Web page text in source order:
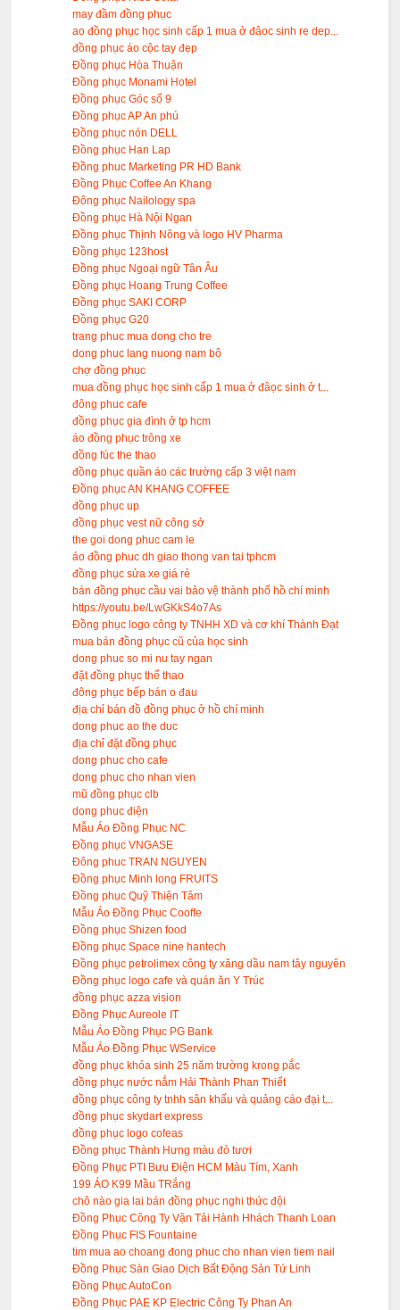
may đầm đồng phục
ao đồng phục học sinh cấp 1 mua ở đâoc sinh re dep...
đồng phục áo cộc tay đẹp
Đồng phục Hòa Thuận
Đồng phục Monami Hotel
Đồng phục Góc số 9
Đồng phục AP An phú
Đồng phục nón DELL
Đồng phục Han Lap
Đồng phuc Marketing PR HD Bank
Đồng Phục Coffee An Khang
Đông phục Nailology spa
Đồng phục Hà Nội Ngan
Đồng phục Thịnh Nông và logo HV Pharma
Đồng phục 123host
Đồng phục Ngoại ngữ Tân Âu
Đồng phục Hoang Trung Coffee
Đồng phục SAKI CORP
Đồng phục G20
trang phuc mua dong cho tre
dong phuc lang nuong nam bô
chợ đồng phục
mua đồng phục học sinh cấp 1 mua ở đâọc sinh ở t...
đông phuc cafe
đồng phục gia đình ở tp hcm
áo đồng phục trông xe
đồng fúc the thao
đồng phục quần áo các trường cấp 3 việt nam
Đồng phục AN KHANG COFFEE
đồng phục up
đồng phục vest nữ công sở
the goi dong phuc cam le
áo đồng phuc dh giao thong van tai tphcm
đồng phục sửa xe giá rẻ
bán đồng phục cầu vai bảo vệ thành phố hồ chí minh
https://youtu.be/LwGKkS4o7As
Đồng phục logo công ty TNHH XD và cơ khí Thành Đạt
mua bán đồng phục cũ của học sinh
dong phuc so mi nu tay ngan
đặt đồng phục thể thao
đông phục bếp bán o đau
địa chỉ bán đồ đồng phục ở hồ chí minh
dong phuc ao the duc
địa chỉ đặt đồng phục
dong phuc cho cafe
dong phuc cho nhan vien
mũ đồng phục clb
dong phuc điện
Mẫu Áo Đồng Phục NC
Đồng phục VNGASE
Đông phuc TRAN NGUYEN
Đồng phục Minh long FRUITS
Đồng phục Quỹ Thiện Tâm
Mẫu Áo Đồng Phục Cooffe
Đồng phục Shizen food
Đồng phục Space nine hantech
Đồng phục petrolimex công ty xăng dầu nam tây nguyên
Đồng phục logo cafe và quán ăn Y Trúc
đồng phục azza vision
Đồng Phục Aureole IT
Mẫu Áo Đồng Phục PG Bank
Mẫu Áo Đồng Phục WService
đồng phục khóa sinh 25 năm trường krong pắc
đồng phục nước nắm Hải Thành Phan Thiết
đồng phục công ty tnhh sân khấu và quảng cáo đại t...
đồng phục skydart express
đồng phục logo cofeas
Đồng phục Thành Hưng màu đỏ tươi
Đồng Phục PTI Bưu Điện HCM Màu Tím, Xanh
199 ÁO K99 Mầu TRắng
chô nào gia lai bán đồng phục nghi thức đội
Đồng Phục Công Ty Vận Tải Hành Hhách Thanh Loan
Đồng Phục FIS Fountaine
tim mua ao choang đong phuc cho nhan vien tiem nail
Đồng Phục Sàn Giao Dịch Bất Động Sản Tứ Linh
Đồng Phục AutoCon
Đồng Phục PAE KP Electric Công Ty Phan An